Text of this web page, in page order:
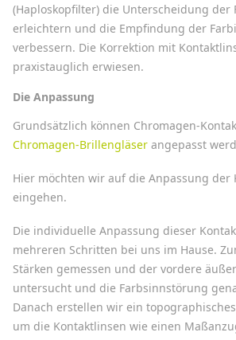
(Haploskopfilter) die Unterscheidung der
erleichtern und die Empfindung der
verbessern. Die Korrektion mit
praxistauglich erwiesen.
Die Anpassung
Grundsätzlich können Chromagen-
Chromagen-Brillengläser angepasst
Hier möchten wir auf die Anpassung der
eingehen.
Die individuelle Anpassung dieser
mehreren Schritten bei uns im Hause.
Stärken gemessen und der vordere
untersucht und die Farbsinnstörung
Danach erstellen wir ein
um die Kontaktlinsen wie einen